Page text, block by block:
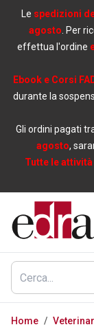
Le spedizioni
agosto . Per
effettua l'ordine
Ebook e Corsi
durante la
Gli ordini pagati
agosto,
Tutte le
Home /